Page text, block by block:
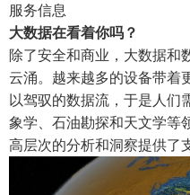
服务信息
大数据在看着你吗？
除了安全和商业，大数据和
云涌。越来越多的设备带着
以驾驭的数据流，于是人们
象学、石油勘探和天文学等
高层次的分析和洞察提供了